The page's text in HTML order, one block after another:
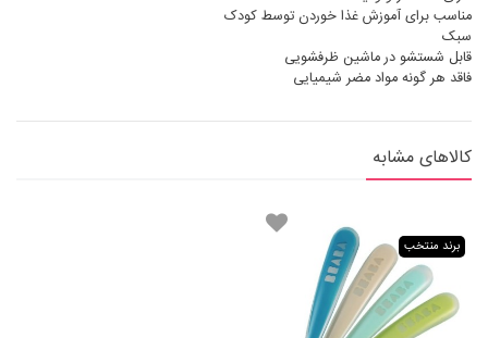
مناسب برای آموزش غذا خوردن توسط کودک
سبک
قابل شستشو در ماشین ظرفشویی
فاقد هر گونه مواد مضر شیمیایی
کالاهای مشابه
برند منتخب